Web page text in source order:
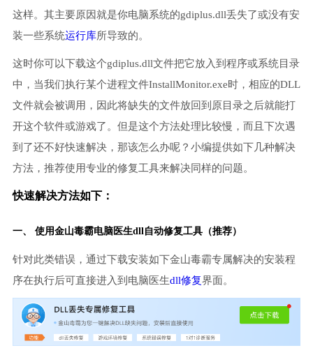
这样。其主要原因就是你电脑系统的gdiplus.dll丢失了或没有安
装一些系统运行库所导致的。
这时你可以下载这个gdiplus.dll文件把它放入到程序或系统目录
中，当我们执行某个进程文件InstallMonitor.exe时，相应的DLL
文件就会被调用，因此将缺失的文件放回到原目录之后就能打
开这个软件或游戏了。但是这个方法处理比较慢，而且下次遇
到了还不好快速解决，那该怎么办呢？小编提供如下几种解决
方法，推荐使用专业的修复工具来解决同样的问题。
快速解决方法如下：
一、 使用金山毒霸电脑医生dll自动修复工具（推荐）
针对此类错误，通过下载安装如下金山毒霸专属解决的安装程
序在执行后可直接进入到电脑医生dll修复界面。